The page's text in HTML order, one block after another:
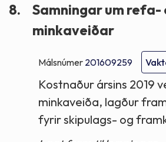
8.
Samningar um refa-
minkaveiðar
Málsnúmer 201609259
Kostnaður ársins 2019
minkaveiða, lagður
fyrir skipulags- og